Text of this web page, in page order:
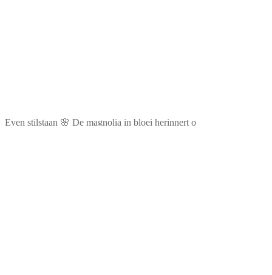
Even stilstaan 🌸 De magnolia in bloei herinnert o